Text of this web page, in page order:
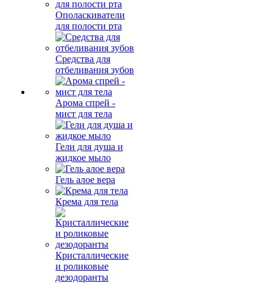
Ополаскиватели
для полости рта
Средства для
отбеливания зубов
Арома спрей -
мист для тела
Гели для душа и
жидкое мыло
Гель алое вера
Крема для тела
Кристаллические
и роликовые
дезодоранты